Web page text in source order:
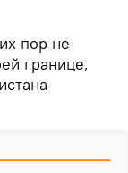
пор не
границе,